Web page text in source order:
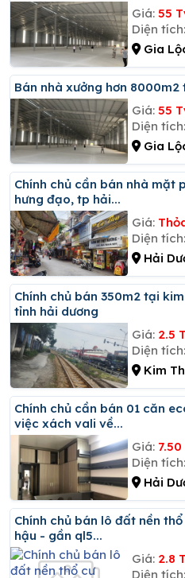
Giá: 55
Diện tích:
Gia
Bán nhà xưởng hơn
Giá: 55
Diện tích:
Gia
Chính chủ cần bán nhà mặt phố cổ sơn hòa, phường trần
hưng đạo, tp hải...
Giá:
Diện tích:
Hải
Chính chủ bán 350m2 tại kim xuyên, huyện kim thành,
tỉnh hải dương
Giá: 2.5
Diện tích:
Kim
Chính chủ cần bán 01 căn ecoriver ,đã hoàn thiện,chỉ
việc xách vali về...
Giá:
Diện tích:
Hải
Chính chủ bán lô đất nền thổ cư 527m2 kinh trang - nở
hậu - gần ql5...
Giá: 2.8
Diện tích: